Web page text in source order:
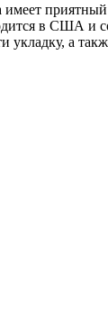
имеет
в США и
укладку, а